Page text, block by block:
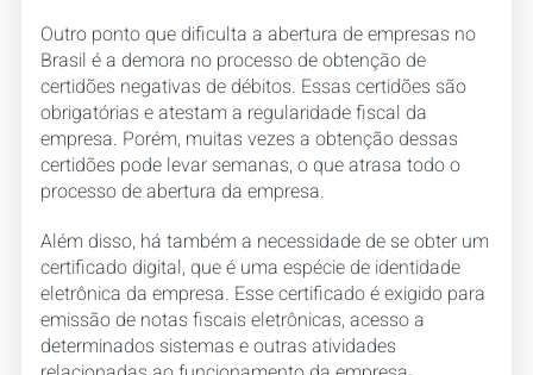
Outro ponto que dificulta a abertura de empresas no
Brasil é a demora no processo de obtenção de
certidões negativas de débitos. Essas certidões são
obrigatórias e atestam a regularidade fiscal da
empresa. Porém, muitas vezes a obtenção dessas
certidões pode levar semanas, o que atrasa todo o
processo de abertura da empresa.
Além disso, há também a necessidade de se obter um
certificado digital, que é uma espécie de identidade
eletrônica da empresa. Esse certificado é exigido para
emissão de notas fiscais eletrônicas, acesso a
determinados sistemas e outras atividades